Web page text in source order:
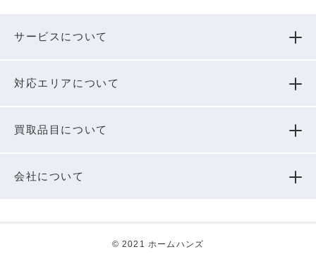
サービスについて
対応エリアについて
買取品⽬について
会社について
© 2021 ホームハンズ